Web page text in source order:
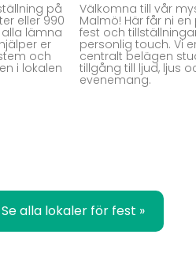
på
eller 990
lämna
er
och
i lokalen
Välkomna till vår
Malmö! Här får ni
fest och
personlig touch. Vi
centralt belägen
tillgång till ljud, ljus
evenemang.
Se alla lokaler för fest »